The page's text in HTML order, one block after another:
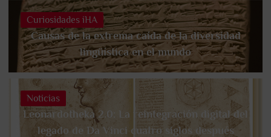
Curiosidades iHA
Causas de la extrema caída de la diversidad
lingüística en el mundo
Noticias
Leonardotheka 2.0: La reintegración digital del
legado de Da Vinci cuatro siglos después